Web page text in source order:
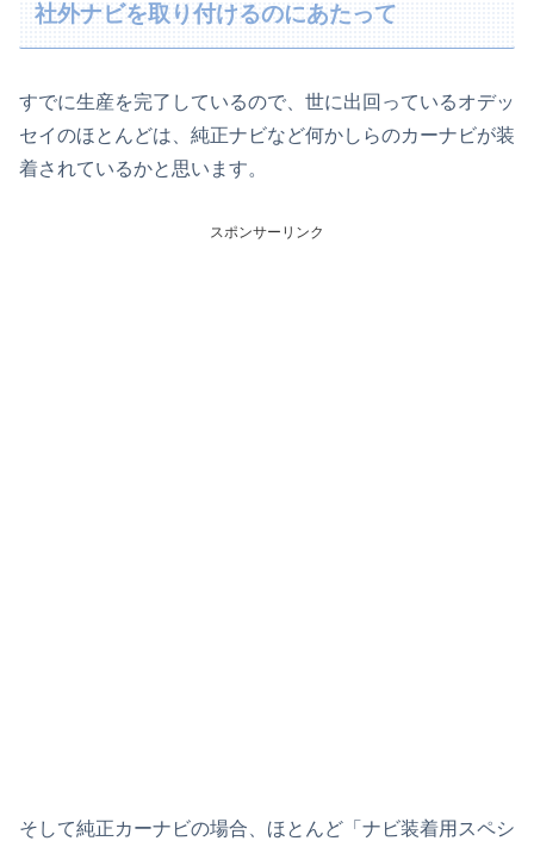
社外ナビを取り付けるのにあたって
すでに生産を完了しているので、世に出回っているオデッ
セイのほとんどは、純正ナビなど何かしらのカーナビが装
着されているかと思います。
スポンサーリンク
そして純正カーナビの場合、ほとんど「ナビ装着用スペシ